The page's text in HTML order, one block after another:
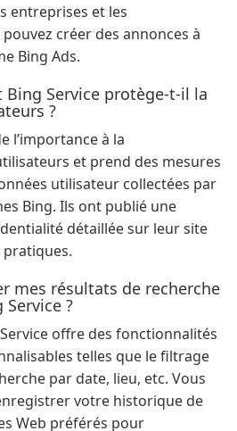
entreprises et les
créer des annonces à
Bing Ads.
Service protège-t-il la
?
l’importance à la
et prend des mesures
utilisateur collectées par
Bing. Ils ont publié une
détaillée sur leur site
mes résultats de recherche
?
offre des fonctionnalités
telles que le filtrage
par date, lieu, etc. Vous
votre historique de
Web préférés pour